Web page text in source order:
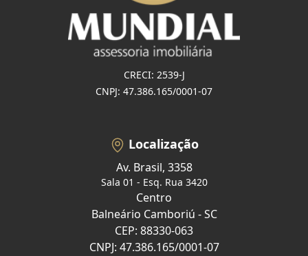
CRECI: 2539-J
CNPJ: 47.386.165/0001-07
Localização
Av. Brasil, 3358
Sala 01 - Esq. Rua 3420
Centro
Balneário Camboriú - SC
CEP: 88330-063
CNPJ: 47.386.165/0001-07